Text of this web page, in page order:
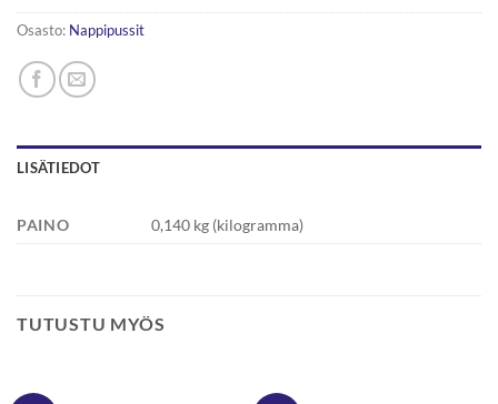
Osasto: Nappipussit
LISÄTIEDOT
PAINO 0,140 kg (kilogramma)
TUTUSTU MYÖS